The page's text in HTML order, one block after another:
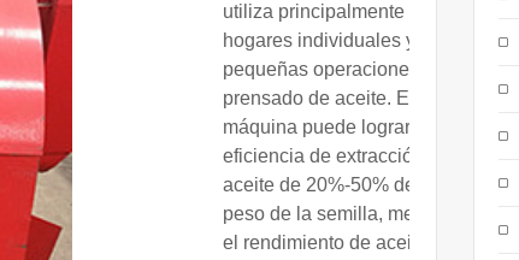
utiliza principalmente en
hogares individuales y
pequeñas operaciones de
prensado de aceite. Esta
máquina puede lograr una
eficiencia de extracción de
aceite de 20%-50% del
peso de la semilla, mejorar
el rendimiento de aceite